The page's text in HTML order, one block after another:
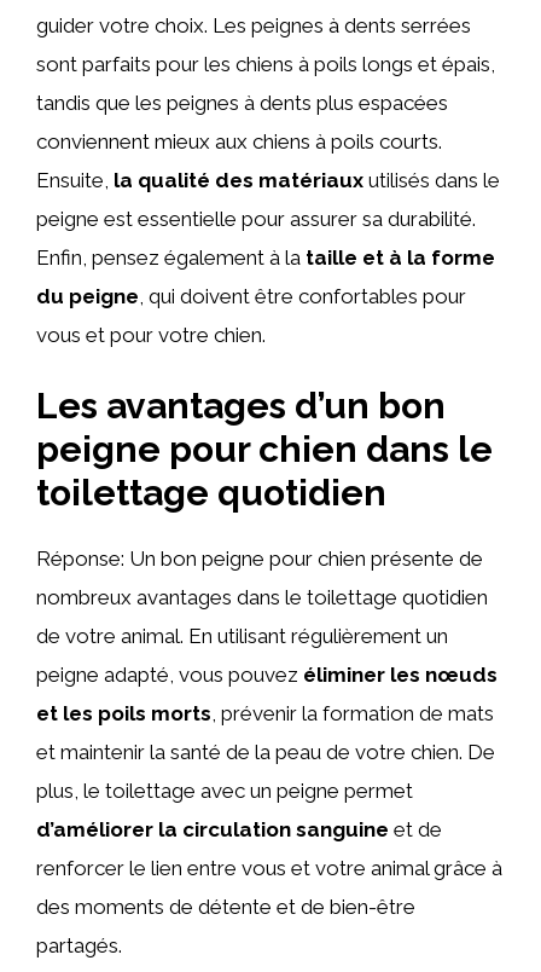
guider votre choix. Les peignes à dents serrées
sont parfaits pour les chiens à poils longs et épais,
tandis que les peignes à dents plus espacées
conviennent mieux aux chiens à poils courts.
Ensuite, la qualité des matériaux utilisés dans le
peigne est essentielle pour assurer sa durabilité.
Enfin, pensez également à la taille et à la forme
du peigne , qui doivent être confortables pour
vous et pour votre chien.
Les avantages d’un bon
peigne pour chien dans le
toilettage quotidien
Réponse: Un bon peigne pour chien présente de
nombreux avantages dans le toilettage quotidien
de votre animal. En utilisant régulièrement un
peigne adapté, vous pouvez éliminer les nœuds
et les poils morts, prévenir la formation de mats
et maintenir la santé de la peau de votre chien. De
plus, le toilettage avec un peigne permet
d’améliorer la circulation sanguine et de
renforcer le lien entre vous et votre animal grâce à
des moments de détente et de bien-être
partagés.